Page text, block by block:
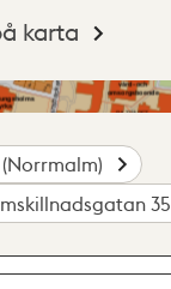
karta
35